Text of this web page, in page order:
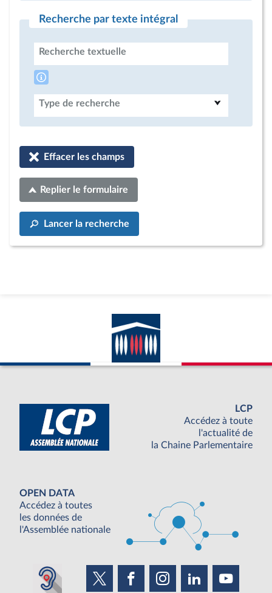
Recherche par texte intégral
Recherche textuelle
Type de recherche
Effacer les champs
Replier le formulaire
Lancer la recherche
LCP
Accédez à toute
l'actualité de
la Chaine Parlementaire
OPEN DATA
Accédez à toutes
les données de
l'Assemblée nationale